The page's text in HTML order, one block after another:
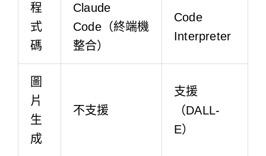
程
式
碼
Claude
Code（終端機
整合）
Code
Interpreter
圖
片
生
成
不支援
支援
（DALL-
E）